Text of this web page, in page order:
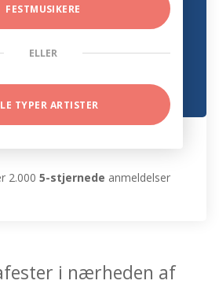
FESTMUSIKERE
ELLER
TYPER ARTISTER
2.0005-stjernede anmeldelser
i nærheden af